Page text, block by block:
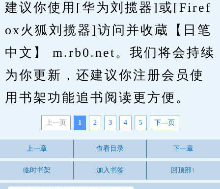
建议你使用[华为刘揽器]或[Firef
ox火狐刘揽器]访问并收蔵【日笔
中文】 m.rb0.net。我们将会持续
为你更新，还建议你注册会员使
用书架功能追书阅读更方便。
上一页 1 2 3 4 5 下—页
上一章 查看目录 下一章
临时书架 加入书签 回顶部↑